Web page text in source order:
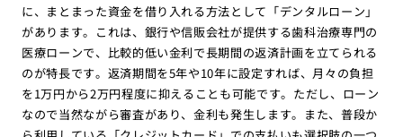
に、まとまった資金を借り入れる方法として「デンタルローン」
があります。これは、銀行や信販会社が提供する歯科治療専門の
医療ローンで、比較的低い金利で長期間の返済計画を立てられる
のが特長です。返済期間を5年や10年に設定すれば、月々の負担
を1万円から2万円程度に抑えることも可能です。ただし、ローン
なので当然ながら審査があり、金利も発生します。また、普段か